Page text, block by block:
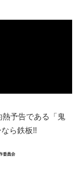
予告である「鬼
ら鉄板!!